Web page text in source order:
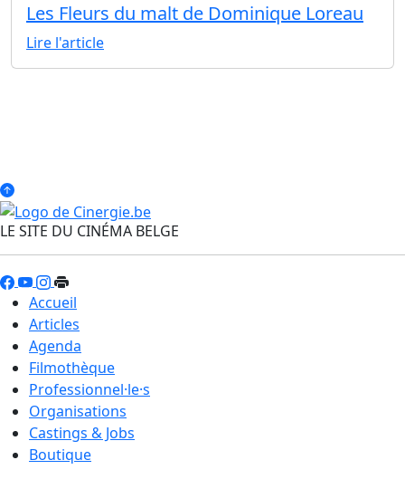
Les Fleurs du malt de Dominique Loreau
Lire l'article
LE SITE DU CINÉMA BELGE
Accueil
Articles
Agenda
Filmothèque
Professionnel·le·s
Organisations
Castings & Jobs
Boutique